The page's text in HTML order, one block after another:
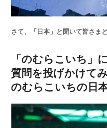
さて、「日本」と聞いて皆さま
「のむらこいち」
質問を投げかけてみ
のむらこいちの日本